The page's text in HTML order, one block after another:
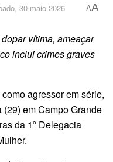
30 maio 2026 AA
vítima, ameaçar
inclui crimes graves
agressor em série,
em Campo Grande
da 1ª Delegacia